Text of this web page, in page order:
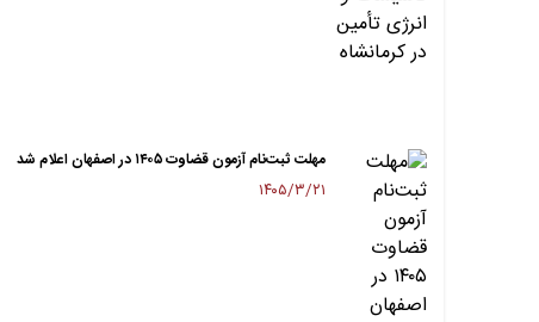
مهلت ثبت‌نام آزمون قضاوت ۱۴۰۵ در اصفهان اعلام شد
۱۴۰۵/۳/۲۱